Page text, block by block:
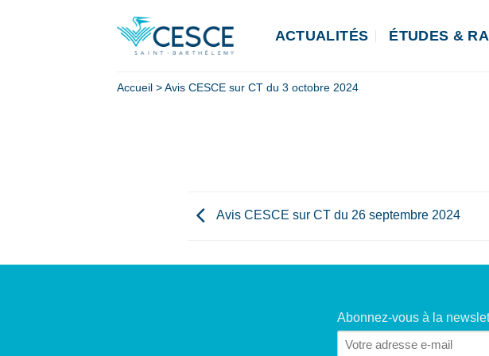
ACTUALITÉS ÉTUDES &
Accueil > Avis CESCE sur CT du 3 octobre 2024
Avis CESCE sur CT du 26 septembre 2024
Abonnez-vous à la